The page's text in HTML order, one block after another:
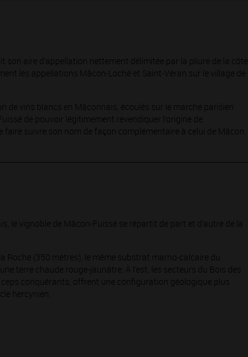
son aire d’appellation nettement délimitée par la pliure de la côte
les appellations Mâcon-Loché et Saint-Véran sur le village de
vins blancs en Mâconnais, écoulés sur le marché parisien
de pouvoir légitimement revendiquer l’origine de
suivre son nom de façon complémentaire à celui de Mâcon.
le vignoble de Mâcon-Fuissé se répartit de part et d’autre de la
Roche (350 mètres), le même substrat marno-calcaire du
terre chaude rouge-jaunâtre. À l’est, les secteurs du Bois des
conquérants, offrent une configuration géologique plus
hercynien.